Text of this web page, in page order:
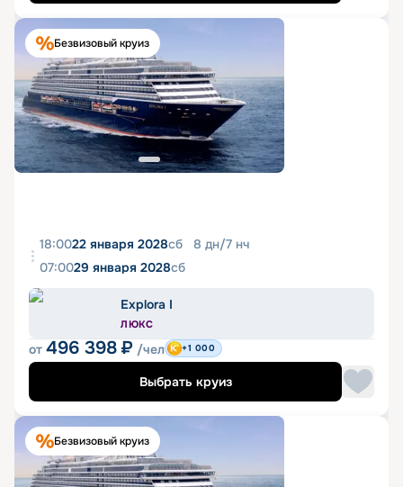
Безвизовый круиз
18:0022 января 2028сб 8 дн/7 нч
07:0029 января 2028сб
Explora I
ЛЮКС
от 496 398 ₽ /чел +1 000
Выбрать круиз
Безвизовый круиз